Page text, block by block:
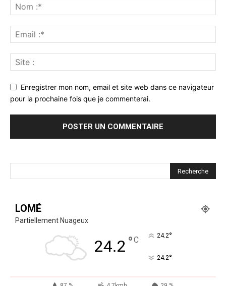
Enregistrer mon nom, email et site web dans ce navigateur
pour la prochaine fois que je commenterai.
LOMÉ
Partiellement Nuageux
24.2 °C 24.2°
24.2°